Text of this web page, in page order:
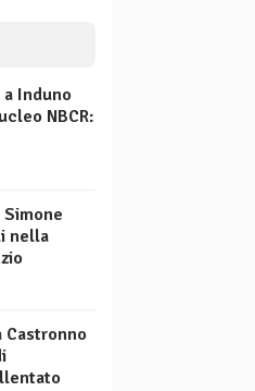
Induno
NBCR:
Simone
nella
Castronno